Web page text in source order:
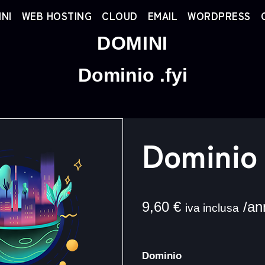
WEB HOSTING CLOUD EMAIL WORDPRESS
DOMINI
Dominio .fyi
9,60 € iva inclusa /
Dominio